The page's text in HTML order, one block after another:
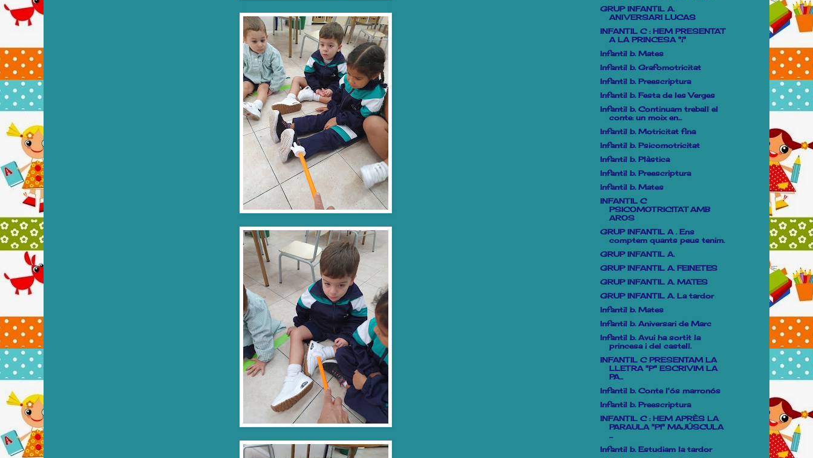
GRUP INFANTIL A.
ANIVERSARI LUCAS
INFANTIL C : HEM PRESENTAT
A LA PRINCESA "i"
Infantil b. Mates
Infantil b. Grafomotricitat
Infantil b. Preescriptura
Infantil b. Festa de les Verges
Infantil b. Continuam treball el
conte: un moix en...
Infantil b. Motricitat fina
Infantil b. Psicomotricitat
Infantil b. Plàstica
Infantil b. Preescriptura
Infantil b. Mates
INFANTIL C
PSICOMOTRICITAT AMB
AROS
GRUP INFANTIL A . Ens
comptem quants peus tenim.
GRUP INFANTIL A.
GRUP INFANTIL A. FEINETES
GRUP INFANTIL A. MATES
GRUP INFANTIL A. La tardor
Infantil b. Mates
Infantil b. Aniversari de Marc
Infantil b. Avui ha sortit la
princesa i del castell.
INFANTIL C PRESENTAM LA
LLETRA "P" ESCRIVIM LA
PA...
Infantil b. Conte l'ós marronós
Infantil b. Preescriptura
INFANTIL C : HEM APRÈS LA
PARAULA "PI" MAJÚSCULA
...
Infantil b. Estudiam la tardor